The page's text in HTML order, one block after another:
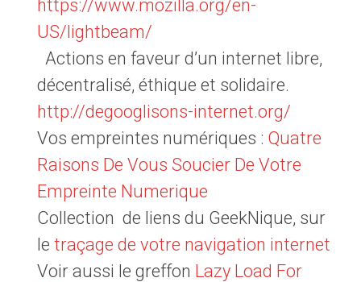
https://www.mozilla.org/en-
US/lightbeam/
Actions en faveur d’un internet libre,
décentralisé, éthique et solidaire.
http://degooglisons-internet.org/
Vos empreintes numériques : Quatre
Raisons De Vous Soucier De Votre
Empreinte Numerique
Collection de liens du GeekNique, sur
le traçage de votre navigation internet
Voir aussi le greffon Lazy Load For